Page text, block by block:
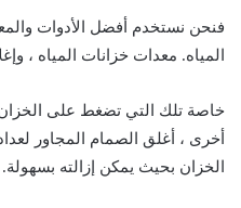
فنحن نستخدم أفضل الأدوات
المياه. معدات خزانات المياه ،
خاصة تلك التي تضغط على الخزان
أخرى ، أغلق الصمام المجاور
الخزان بحيث يمكن إزالته بسهولة.